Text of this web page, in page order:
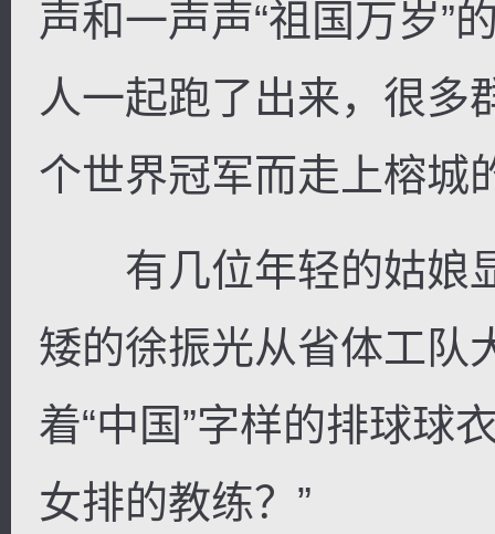
声和一声声“祖国万岁”
人一起跑了出来，很多
个世界冠军而走上榕城
有几位年轻的姑娘
矮的徐振光从省体工队
着“中国”字样的排球球
女排的教练？”